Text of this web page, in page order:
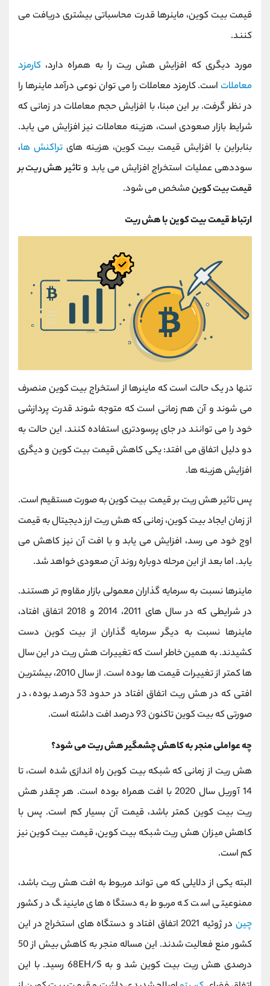
قیمت بیت کوین، ماینرها قدرت محاسباتی بیشتری دریافت می
کنند.
مورد دیگری که افزایش هش ریت را به همراه دارد، کارمزد
معاملات است. کارمزد معاملات را می توان نوعی درآمد ماینرها را
در نظر گرفت. بر این مبنا، با افزایش حجم معاملات در زمانی که
شرایط بازار صعودی است، هزینه معاملات نیز افزایش می یابد.
بنابراین با افزایش قیمت بیت کوین، هزینه هایتراکنش ها،
سوددهی عملیات استخراج افزایش می یابد وتاثیر هش ریت بر
قیمت بیت کوینمشخص می شود.
ارتباط قیمت بیت کوین با هش ریت
تنها در یک حالت است که ماینرها از استخراج بیت کوین منصرف
می شوند و آن هم زمانی است که متوجه شوند قدرت پردازشی
خود را می توانند در جای پرسودتری استفاده کنند. این حالت به
دو دلیل اتفاق می افتد: یکی کاهش قیمت بیت کوین و دیگری
افزایش هزینه ها.
پس تاثیر هش ریت بر قیمت بیت کوین به صورت مستقیم است.
از زمان ایجاد بیت کوین، زمانی که هش ریت ارز دیجیتال به قیمت
اوج خود می رسد، افزایش می یابد و با افت آن نیز کاهش می
یابد. اما بعد از این مرحله دوباره روند آن صعودی خواهد شد.
ماینرها نسبت به سرمایه گذاران معمولی بازار مقاوم تر هستند.
در شرایطی که در سال های 2011، 2014 و 2018 اتفاق افتاد،
ماینرها نسبت به دیگر سرمایه گذاران از بیت کوین دست
کشیدند. به همین خاطر است که تغییرات هش ریت در این سال
ها کمتر از تغییرات قیمت ها بوده است. از سال 2010، بیشترین
افتی که در هش ریت اتفاق افتاد در حدود 53 درصد بوده، در
صورتی که بیت کوین تاکنون 93 درصد افت داشته است.
چه عواملی منجر به کاهش چشمگیر هش ریت می شود؟
هش ریت از زمانی که شبکه بیت کوین راه اندازی شده است، تا
14 آوریل سال 2020 با افت همراه بوده است. هر چقدر هش
ریت بیت کوین کمتر باشد، قیمت آن بسیار کم است. پس با
کاهش میزان هش ریت شبکه بیت کوین، قیمت بیت کوین نیز
کم است.
البته یکی از دلایلی که می تواند مربوط به افت هش ریت باشد،
ممنوعیتی است که مربوط به دستگاه های ماینینگ در کشور
چین
در ژوئیه 2021 اتفاق افتاد و دستگاه های استخراج در این
کشور منع فعالیت شدند. این مساله منجر به کاهش بیش از 50
درصدی هش ریت بیت کوین شد و به 68EH/S رسید. با این